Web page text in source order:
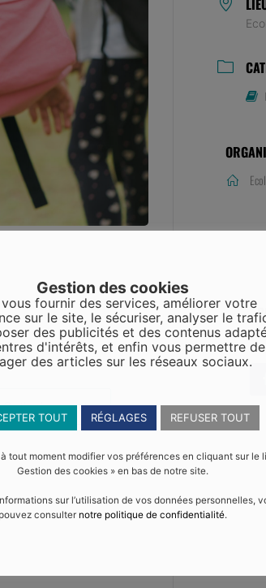
Outlook export
Gestion des cookies
fournir des services, améliorer votre
sur le site, le sécuriser, analyser le
des publicités et des contenus
d'intérêts, et enfin vous permettre de
des articles sur les réseaux sociaux.
TOUT RÉGLAGES REFUSER TOUT
tout moment modifier vos préférences en cliquant sur le
Gestion des cookies » en bas de notre site.
sur l’utilisation de vos données personnelles,
pouvez consulter notre politique de confidentialité.